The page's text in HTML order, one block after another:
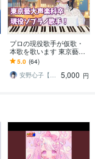
プロの現役歌手が仮歌・
本歌を歌います 東京藝術
大学声楽科卒業！あなた
の大事な一曲を歌います
5.0 (64)
安野心子【安心さん】
5,000 円